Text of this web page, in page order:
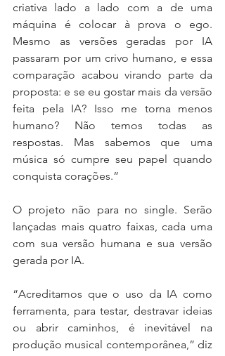
criativa lado a lado com a de uma
máquina é colocar à prova o ego.
Mesmo as versões geradas por IA
passaram por um crivo humano, e essa
comparação acabou virando parte da
proposta: e se eu gostar mais da versão
feita pela IA? Isso me torna menos
humano? Não temos todas as
respostas. Mas sabemos que uma
música só cumpre seu papel quando
conquista corações.”
O projeto não para no single. Serão
lançadas mais quatro faixas, cada uma
com sua versão humana e sua versão
gerada por IA.
“Acreditamos que o uso da IA como
ferramenta, para testar, destravar ideias
ou abrir caminhos, é inevitável na
produção musical contemporânea,” diz